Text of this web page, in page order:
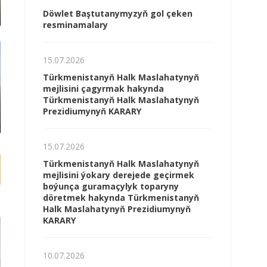
Döwlet Baştutanymyzyň gol çeken
resminamalary
15.07.2026
Türkmenistanyň Halk Maslahatynyň
mejlisini çagyrmak hakynda
Türkmenistanyň Halk Maslahatynyň
Prezidiumynyň KARARY
15.07.2026
Türkmenistanyň Halk Maslahatynyň
mejlisini ýokary derejede geçirmek
boýunça guramaçylyk toparyny
döretmek hakynda Türkmenistanyň
Halk Maslahatynyň Prezidiumynyň
KARARY
10.07.2026